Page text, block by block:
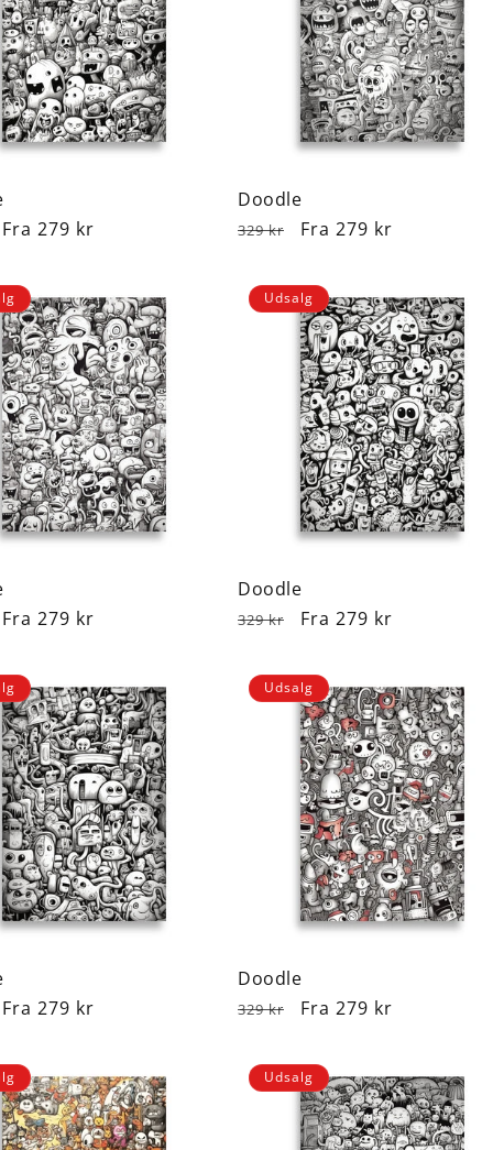
Udsalgspris
Fra 279 kr
Doodle
Normalpris
329 kr Udsalgspris
Fra 279 kr
Udsalgspris
Fra 279 kr
Udsalg
Doodle
Normalpris
329 kr Udsalgspris
Fra 279 kr
Udsalgspris
Fra 279 kr
Udsalg
Doodle
Normalpris
329 kr Udsalgspris
Fra 279 kr
Udsalg